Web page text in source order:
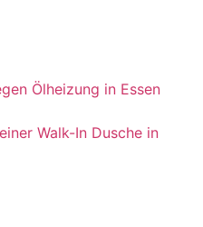
Ölheizung in Essen
Walk-In Dusche in